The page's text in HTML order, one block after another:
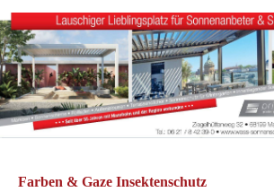
Farben & Gaze Insektenschutz